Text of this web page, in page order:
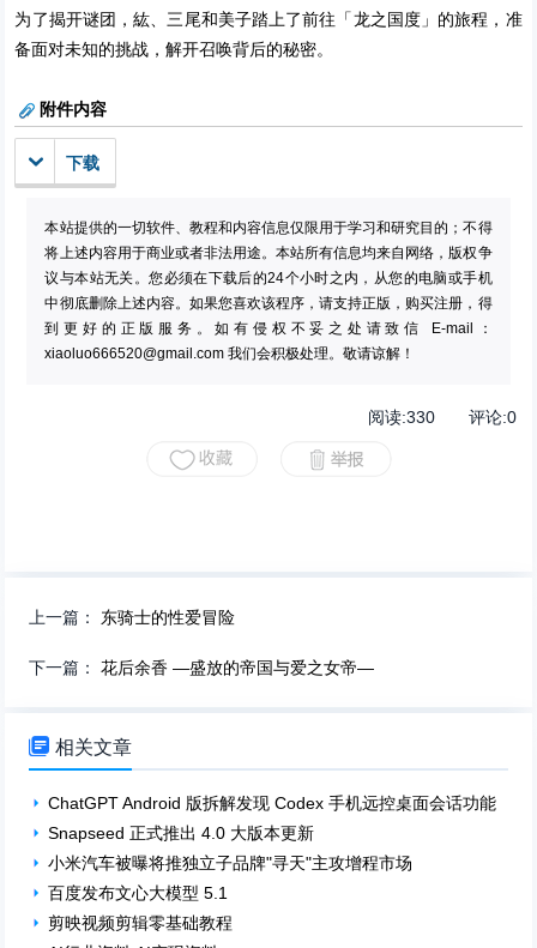
为了揭开谜团，紘、三尾和美子踏上了前往「龙之国度」的旅程，准
备面对未知的挑战，解开召唤背后的秘密。
附件内容
下载
本站提供的一切软件、教程和内容信息仅限用于学习和研究目的；不得
将上述内容用于商业或者非法用途。本站所有信息均来自网络，版权争
议与本站无关。您必须在下载后的24个小时之内，从您的电脑或手机
中彻底删除上述内容。如果您喜欢该程序，请支持正版，购买注册，得
到更好的正版服务。如有侵权不妥之处请致信 E-mail：
xiaoluo666520@gmail.com 我们会积极处理。敬请谅解！
阅读:330评论:0
上一篇： 东骑士的性爱冒险
下一篇：花后余香 ―盛放的帝国与爱之女帝―
 相关文章
ChatGPT Android 版拆解发现 Codex 手机远控桌面会话功能
Snapseed 正式推出 4.0 大版本更新
小米汽车被曝将推独立子品牌"寻天"主攻增程市场
百度发布文心大模型 5.1
剪映视频剪辑零基础教程